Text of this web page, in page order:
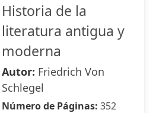
Historia de la
literatura antigua y
moderna
Autor: Friedrich Von
Schlegel
Número de Páginas: 352